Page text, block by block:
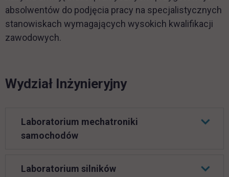
absolwentów do podjęcia pracy na specjalistycznych
stanowiskach wymagających wysokich kwalifikacji
zawodowych.
Wydział Inżynieryjny
Laboratorium mechatroniki
samochodów
Laboratorium silników